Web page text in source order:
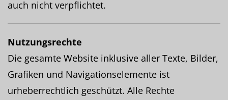
auch nicht verpflichtet.
Nutzungsrechte
Die gesamte Website inklusive aller Texte, Bilder,
Grafiken und Navigationselemente ist
urheberrechtlich geschützt. Alle Rechte